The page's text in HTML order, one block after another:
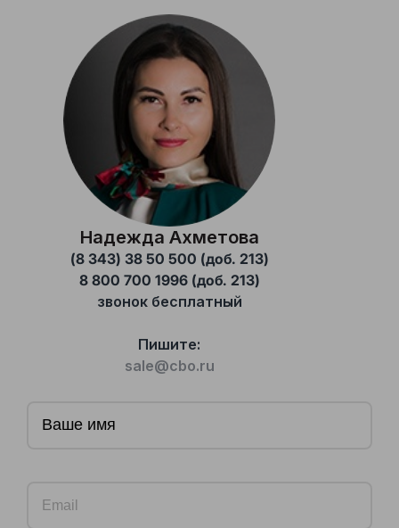
Надежда Ахметова
(8 343) 38 50 500 (доб. 213)
8 800 700 1996 (доб. 213)
звонок бесплатный
Пишите:
sale@cbo.ru